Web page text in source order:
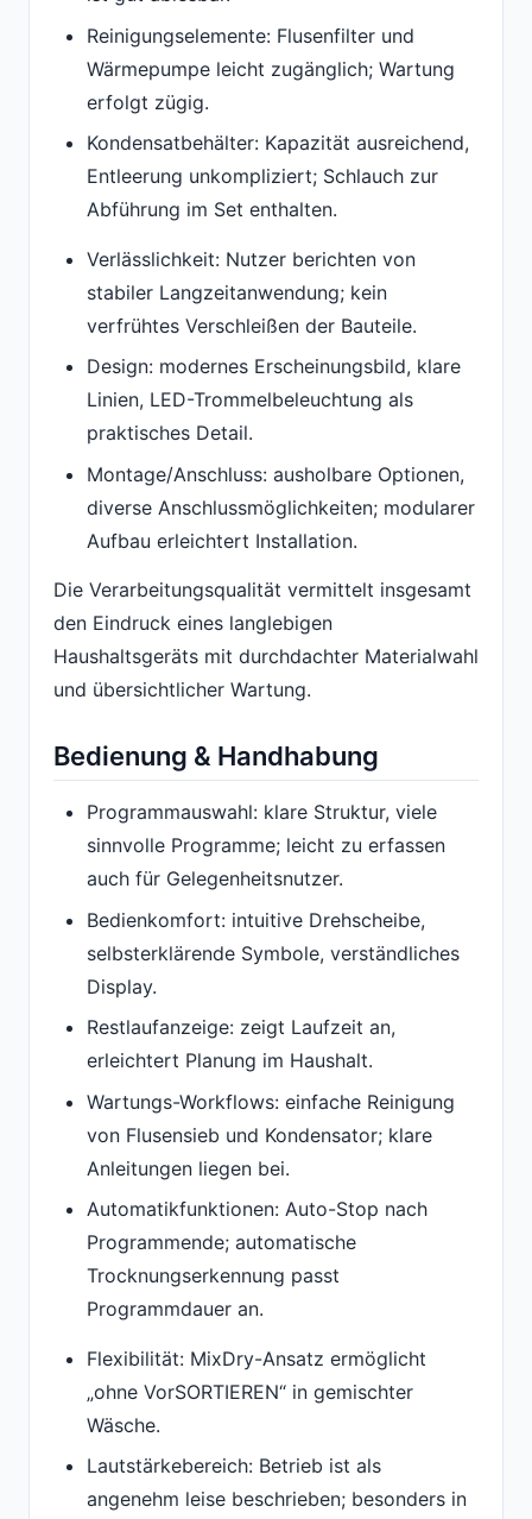
Reinigungselemente: Flusenfilter und
Wärmepumpe leicht zugänglich; Wartung
erfolgt zügig.
Kondensatbehälter: Kapazität ausreichend,
Entleerung unkompliziert; Schlauch zur
Abführung im Set enthalten.
Verlässlichkeit: Nutzer berichten von
stabiler Langzeitanwendung; kein
verfrühtes Verschleißen der Bauteile.
Design: modernes Erscheinungsbild, klare
Linien, LED-Trommelbeleuchtung als
praktisches Detail.
Montage/Anschluss: ausholbare Optionen,
diverse Anschlussmöglichkeiten; modularer
Aufbau erleichtert Installation.
Die Verarbeitungsqualität vermittelt insgesamt
den Eindruck eines langlebigen
Haushaltsgeräts mit durchdachter Materialwahl
und übersichtlicher Wartung.
Bedienung & Handhabung
Programmauswahl: klare Struktur, viele
sinnvolle Programme; leicht zu erfassen
auch für Gelegenheitsnutzer.
Bedienkomfort: intuitive Drehscheibe,
selbsterklärende Symbole, verständliches
Display.
Restlaufanzeige: zeigt Laufzeit an,
erleichtert Planung im Haushalt.
Wartungs-Workflows: einfache Reinigung
von Flusensieb und Kondensator; klare
Anleitungen liegen bei.
Automatikfunktionen: Auto-Stop nach
Programmende; automatische
Trocknungserkennung passt
Programmdauer an.
Flexibilität: MixDry-Ansatz ermöglicht
„ohne VorSORTIEREN“ in gemischter
Wäsche.
Lautstärkebereich: Betrieb ist als
angenehm leise beschrieben; besonders in